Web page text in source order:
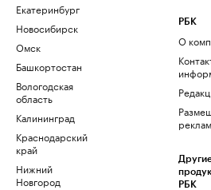
Екатеринбург
Новосибирск
Омск
Башкортостан
Вологодская
область
Калининград
Краснодарский
край
Нижний
Новгород
РБК
О
РБК